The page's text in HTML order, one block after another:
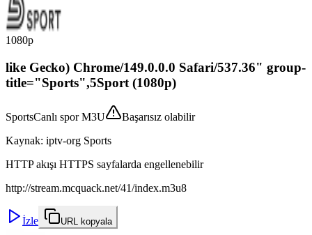
1080p
like Gecko) Chrome/149.0.0.0 Safari/537.36" group-
title="Sports",5Sport (1080p)
SportsCanlı spor M3U
Başarısız olabilir
Kaynak: iptv-org Sports
HTTP akışı HTTPS sayfalarda engellenebilir
http://stream.mcquack.net/41/index.m3u8
İzle URL kopyala